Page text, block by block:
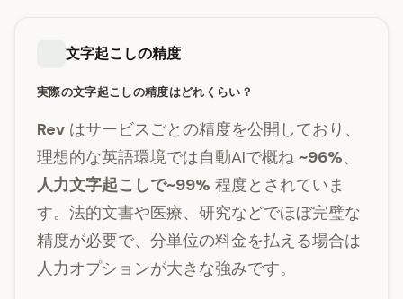
文字起こしの精度
実際の文字起こしの精度はどれくらい？
Rev はサービスごとの精度を公開しており、
理想的な英語環境では自動AIで概ね ~96%、
人力文字起こしで~99% 程度とされていま
す。法的文書や医療、研究などでほぼ完璧な
精度が必要で、分単位の料金を払える場合は
人力オプションが大きな強みです。